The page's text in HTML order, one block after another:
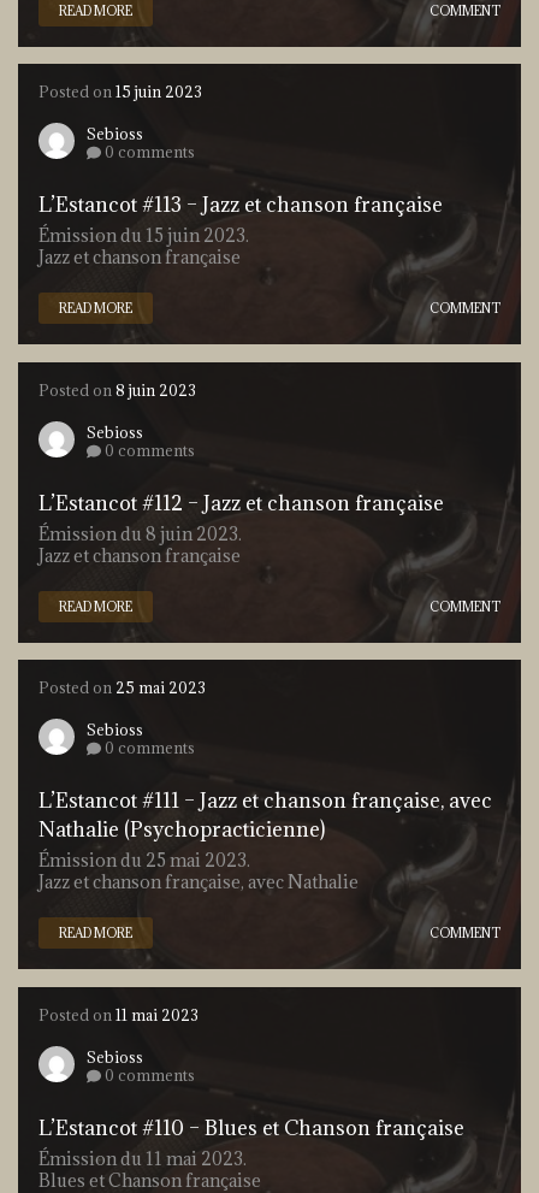
READ MORE COMMENT
Posted on15 juin 2023
Sebioss
0 comments
L’Estancot #113 – Jazz et chanson française
Émission du 15 juin 2023.
Jazz et chanson française
READ MORE COMMENT
Posted on8 juin 2023
Sebioss
0 comments
L’Estancot #112 – Jazz et chanson française
Émission du 8 juin 2023.
Jazz et chanson française
READ MORE COMMENT
Posted on 25 mai 2023
Sebioss
0 comments
L’Estancot #111 – Jazz et chanson française, avec
Nathalie (Psychopracticienne)
Émission du 25 mai 2023.
Jazz et chanson française, avec Nathalie
READ MORE COMMENT
Posted on11 mai 2023
Sebioss
0 comments
L’Estancot #110 – Blues et Chanson française
Émission du 11 mai 2023.
Blues et Chanson française